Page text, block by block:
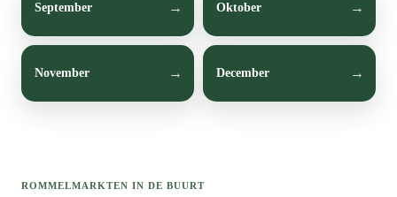
September Oktober
November December
ROMMELMARKTEN IN DE BUURT